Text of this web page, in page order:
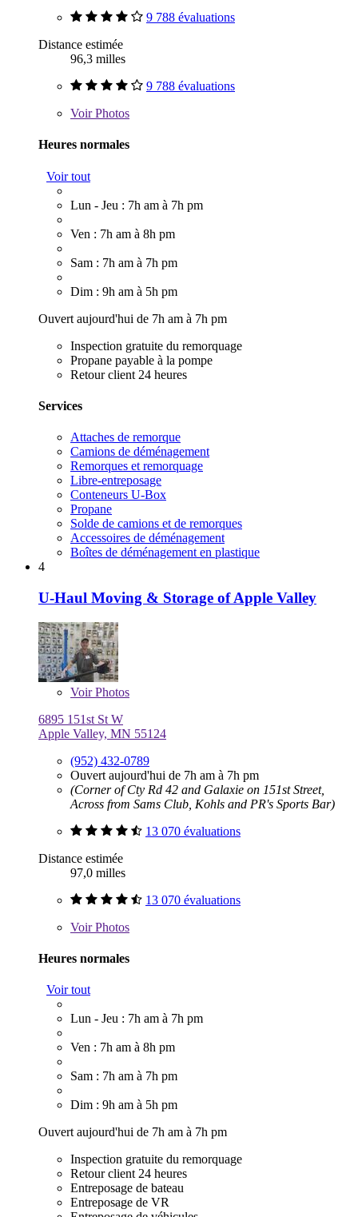
9 788 évaluations
Distance estimée
96,3 milles
9 788 évaluations
VoirPhotos
Heures normales
Voir tout
Lun - Jeu : 7h am à 7h pm
Ven : 7h am à 8h pm
Sam : 7h am à 7h pm
Dim : 9h am à 5h pm
Ouvert aujourd'hui de 7h am à 7h pm
Inspection gratuite du remorquage
Propane payable à la pompe
Retour client 24 heures
Services
Attaches de remorque
Camions de déménagement
Remorques et remorquage
Libre-entreposage
Conteneurs U-Box
Propane
Solde de camions et de remorques
Accessoires de déménagement
Boîtes de déménagement en plastique
4
U-Haul Moving & Storage of Apple Valley
VoirPhotos
6895 151st St W
Apple Valley, MN 55124
(952) 432-0789
Ouvert aujourd'hui de 7h am à 7h pm
(Corner of Cty Rd 42 and Galaxie on 151st Street,
Across from Sams Club, Kohls and PR's Sports Bar)
13 070 évaluations
Distance estimée
97,0 milles
13 070 évaluations
VoirPhotos
Heures normales
Voir tout
Lun - Jeu : 7h am à 7h pm
Ven : 7h am à 8h pm
Sam : 7h am à 7h pm
Dim : 9h am à 5h pm
Ouvert aujourd'hui de 7h am à 7h pm
Inspection gratuite du remorquage
Retour client 24 heures
Entreposage de bateau
Entreposage de VR